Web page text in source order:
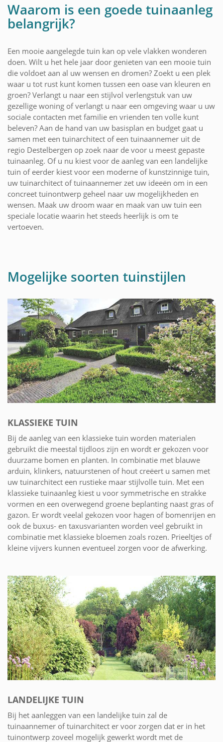
Waarom is een goede tuinaanleg
belangrijk?
Een mooie aangelegde tuin kan op vele vlakken wonderen
doen. Wilt u het hele jaar door genieten van een mooie tuin
die voldoet aan al uw wensen en dromen? Zoekt u een plek
waar u tot rust kunt komen tussen een oase van kleuren en
groen? Verlangt u naar een stijlvol verlengstuk van uw
gezellige woning of verlangt u naar een omgeving waar u uw
sociale contacten met familie en vrienden ten volle kunt
beleven? Aan de hand van uw basisplan en budget gaat u
samen met een tuinarchitect of een tuinaannemer uit de
regio Destelbergen op zoek naar de voor u meest gepaste
tuinaanleg. Of u nu kiest voor de aanleg van een landelijke
tuin of eerder kiest voor een moderne of kunstzinnige tuin,
uw tuinarchitect of tuinaannemer zet uw ideeën om in een
concreet tuinontwerp geheel naar uw mogelijkheden en
wensen. Maak uw droom waar en maak van uw tuin een
speciale locatie waarin het steeds heerlijk is om te
vertoeven.
Mogelijke soorten tuinstijlen
KLASSIEKE TUIN
Bij de aanleg van een klassieke tuin worden materialen
gebruikt die meestal tijdloos zijn en wordt er gekozen voor
duurzame bomen en planten. In combinatie met blauwe
arduin, klinkers, natuurstenen of hout creëert u samen met
uw tuinarchitect een rustieke maar stijlvolle tuin. Met een
klassieke tuinaanleg kiest u voor symmetrische en strakke
vormen en een overwegend groene beplanting naast gras of
gazon. Er wordt veelal gekozen voor hagen of bomenrijen en
ook de buxus- en taxusvarianten worden veel gebruikt in
combinatie met klassieke bloemen zoals rozen. Prieeltjes of
kleine vijvers kunnen eventueel zorgen voor de afwerking.
LANDELIJKE TUIN
Bij het aanleggen van een landelijke tuin zal de
tuinaannemer of tuinarchitect er voor zorgen dat er in het
tuinontwerp zoveel mogelijk gewerkt wordt met de